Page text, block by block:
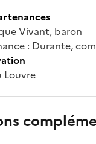
Vivant, baron
: Durante,
Louvre